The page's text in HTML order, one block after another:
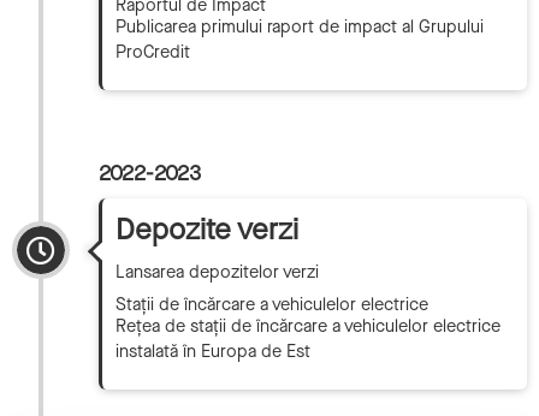
Raportul de Impact
Publicarea primului raport de impact al Grupului
ProCredit
2022-2023
Depozite verzi
Lansarea depozitelor verzi
Stații de încărcare a vehiculelor electrice
Rețea de stații de încărcare a vehiculelor electrice
instalată în Europa de Est